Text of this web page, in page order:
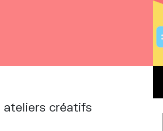
ateliers créatifs